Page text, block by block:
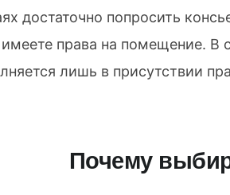
достаточно попросить
права на помещение. В
лишь в присутствии
Почему